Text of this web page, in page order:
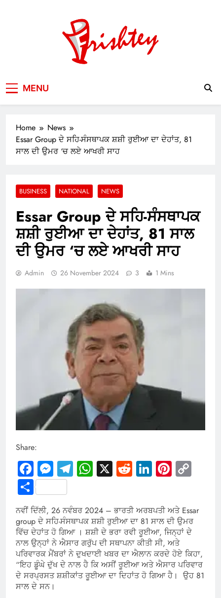
MENU
Home
News
Essar Group ਦੇ ਸਹਿ-ਸੰਸਥਾਪਕ ਸ਼ਸ਼ੀ ਰੁਈਆ ਦਾ ਦੇਹਾਂਤ, 81
ਸਾਲ ਦੀ ਉਮਰ ‘ਚ ਲਏ ਆਖਰੀ ਸਾਹ
BUSINESS NATIONAL NEWS
Essar Group ਦੇ ਸਹਿ-ਸੰਸਥਾਪਕ
ਸ਼ਸ਼ੀ ਰੁਈਆ ਦਾ ਦੇਹਾਂਤ, 81 ਸਾਲ
ਦੀ ਉਮਰ ‘ਚ ਲਏ ਆਖਰੀ ਸਾਹ
Admin 26 November 2024 3 1 Mins
Share:
Facebook
Messenger
Telegram
WhatsApp
X RedditLinkedIn
Share
ਨਵੀਂ ਦਿੱਲੀ, 26 ਨਵੰਬਰ 2024 – ਭਾਰਤੀ ਅਰਬਪਤੀ ਅਤੇ Essar
group ਦੇ ਸਹਿ-ਸੰਸਥਾਪਕ ਸ਼ਸ਼ੀ ਰੁਈਆ ਦਾ 81 ਸਾਲ ਦੀ ਉਮਰ
ਵਿੱਚ ਦੇਹਾਂਤ ਹੋ ਗਿਆ । ਸ਼ਸ਼ੀ ਦੇ ਭਰਾ ਰਵੀ ਰੂਈਆ, ਜਿਨ੍ਹਾਂ ਦੇ
ਨਾਲ ਉਨ੍ਹਾਂ ਨੇ ਐਸਾਰ ਗਰੁੱਪ ਦੀ ਸਥਾਪਨਾ ਕੀਤੀ ਸੀ, ਅਤੇ
ਪਰਿਵਾਰਕ ਮੈਂਬਰਾਂ ਨੇ ਦੁਖਦਾਈ ਖਬਰ ਦਾ ਐਲਾਨ ਕਰਦੇ ਹੋਏ ਕਿਹਾ,
“ਇਹ ਡੂੰਘੇ ਦੁੱਖ ਦੇ ਨਾਲ ਹੈ ਕਿ ਅਸੀਂ ਰੂਈਆ ਅਤੇ ਐਸਾਰ ਪਰਿਵਾਰ
ਦੇ ਸਰਪ੍ਰਸਤ ਸ਼ਸ਼ੀਕਾਂਤ ਰੂਈਆ ਦਾ ਦਿਹਾਂਤ ਹੋ ਗਿਆ ਹੈ। ਉਹ 81
ਸਾਲ ਦੇ ਸਨ।